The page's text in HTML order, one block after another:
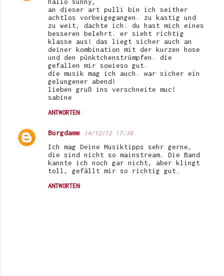
hallo sunny,
an dieser art pulli bin ich seither
achtlos vorbeigegangen. zu kastig und
zu weit, dachte ich. du hast mich eines
besseren belehrt. er sieht richtig
klasse aus! das liegt sicher auch an
deiner kombination mit der kurzen hose
und den pünktchenstrümpfen. die
gefallen mir sowieso gut.
die musik mag ich auch. war sicher ein
gelungener abend!
lieben gruß ins verschneite muc!
sabine
ANTWORTEN
Burgdame 14/12/12 17:30
Ich mag Deine Musiktipps sehr gerne,
die sind nicht so mainstream. Die Band
kannte ich noch gar nicht, aber klingt
toll, gefällt mir so richtig gut.
ANTWORTEN